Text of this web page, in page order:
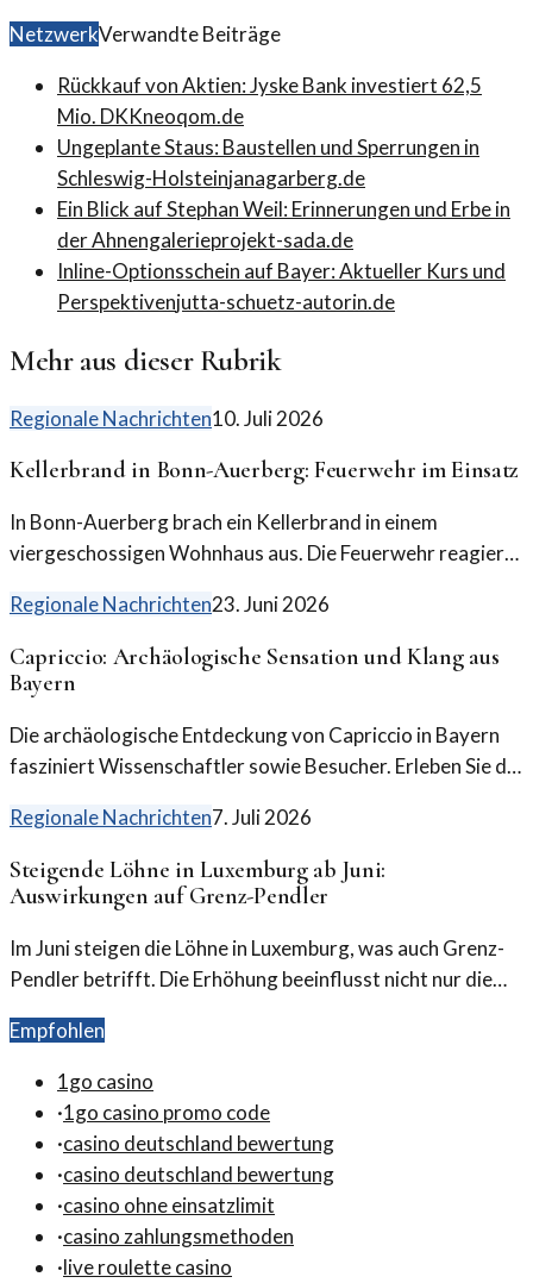
NetzwerkVerwandte Beiträge
Rückkauf von Aktien: Jyske Bank investiert 62,5
Mio. DKKneoqom.de
Ungeplante Staus: Baustellen und Sperrungen in
Schleswig-Holsteinjanagarberg.de
Ein Blick auf Stephan Weil: Erinnerungen und Erbe in
der Ahnengalerieprojekt-sada.de
Inline-Optionsschein auf Bayer: Aktueller Kurs und
Perspektivenjutta-schuetz-autorin.de
Mehr aus dieser Rubrik
Regionale Nachrichten10. Juli 2026
Kellerbrand in Bonn-Auerberg: Feuerwehr im Einsatz
In Bonn-Auerberg brach ein Kellerbrand in einem
viergeschossigen Wohnhaus aus. Die Feuerwehr reagierte
Regionale Nachrichten23. Juni 2026
Capriccio: Archäologische Sensation und Klang aus
Bayern
Die archäologische Entdeckung von Capriccio in Bayern
fasziniert Wissenschaftler sowie Besucher. Erleben Sie die
Regionale Nachrichten7. Juli 2026
Steigende Löhne in Luxemburg ab Juni:
Auswirkungen auf Grenz-Pendler
Im Juni steigen die Löhne in Luxemburg, was auch Grenz-
Pendler betrifft. Die Erhöhung beeinflusst nicht nur die
Empfohlen
1go casino
·1go casino promo code
·casino deutschland bewertung
·casino deutschland bewertung
·casino ohne einsatzlimit
·casino zahlungsmethoden
·live roulette casino